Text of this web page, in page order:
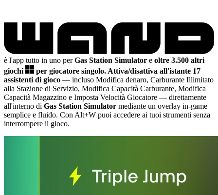
è l'app tutto in uno perGas Station Simulator e oltre 3.500 altri
giochi
per giocatore singolo. Attiva/disattiva all'istante 17
assistenti di gioco — incluso Modifica denaro, Carburante Illimitato
alla Stazione di Servizio, Modifica Capacità Carburante, Modifica
Capacità Magazzino e Imposta Velocità Giocatore — direttamente
all'interno di Gas Station Simulator mediante un overlay in-game
semplice e fluido. Con Alt+W puoi accedere ai tuoi strumenti senza
interrompere il gioco.